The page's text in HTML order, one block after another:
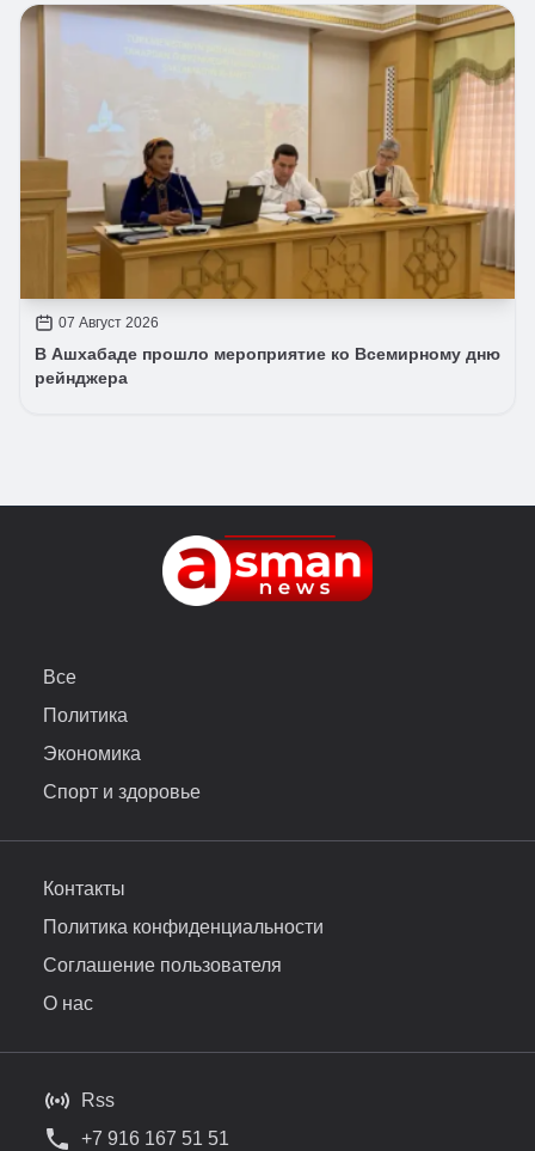
07 Август 2026
В Ашхабаде прошло мероприятие ко Всемирному дню
рейнджера
Все
Политика
Экономика
Спорт и здоровье
Контакты
Политика конфиденциальности
Соглашение пользователя
О нас
Rss
+7 916 167 51 51